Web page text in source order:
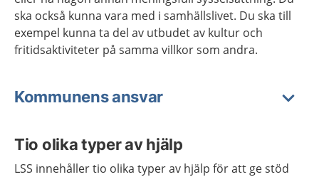
ska också kunna vara med i samhällslivet. Du ska till
exempel kunna ta del av utbudet av kultur och
fritidsaktiviteter på samma villkor som andra.
Kommunens ansvar
Tio olika typer av hjälp
LSS innehåller tio olika typer av hjälp för att ge stöd